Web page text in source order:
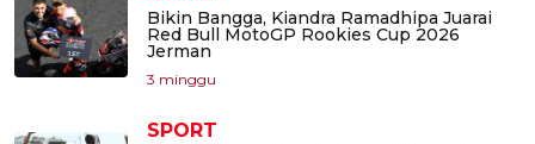
Bikin Bangga, Kiandra Ramadhipa Juarai
Red Bull MotoGP Rookies Cup 2026
Jerman
3 minggu
SPORT